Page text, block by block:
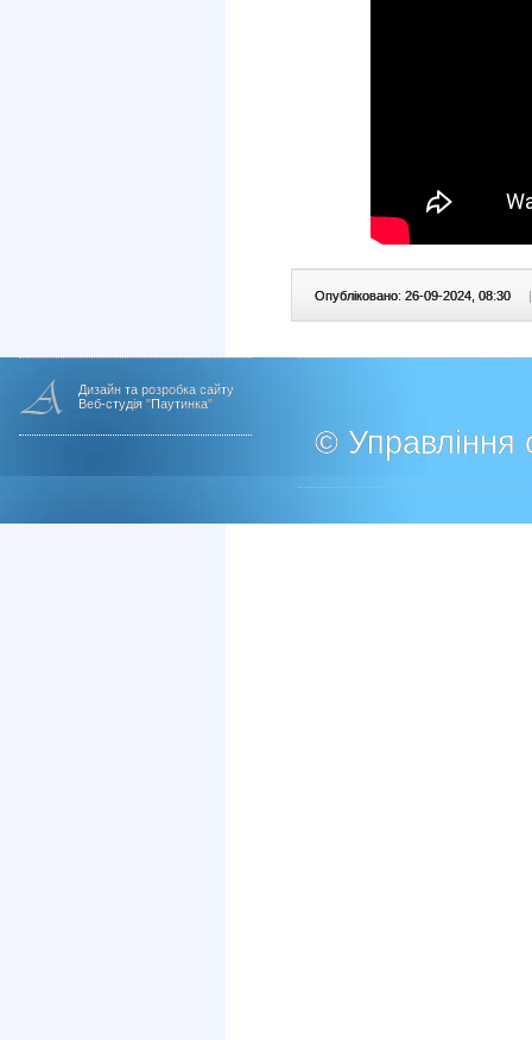
Опубліковано: 26-09-2024, 08:30 |
Дизайн та розробка сайту
Веб-студія "Паутинка"
© Управління